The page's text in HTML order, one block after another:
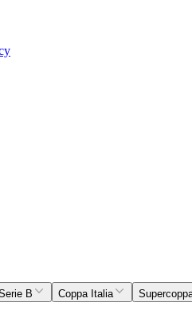
B Coppa Italia